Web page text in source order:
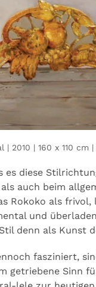
2010 | 160 x 110 cm
es diese
auch beim
Rokoko als
und
denn als Kunst
fasziniert,
getriebene Sinn